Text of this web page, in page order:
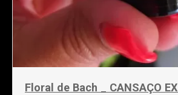
Floral de Bach _ CANSAÇO